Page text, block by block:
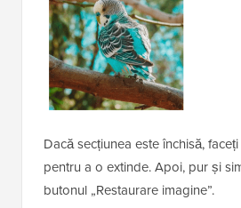
Dacă secțiunea este închisă,
pentru a o extinde. Apoi, pur și
butonul „Restaurare imagine”.